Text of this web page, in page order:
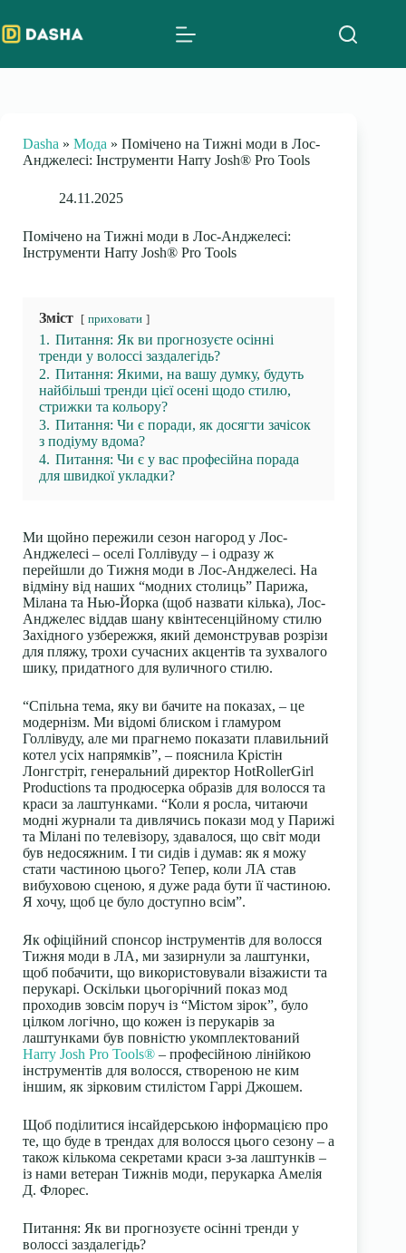
to
content
Dasha » Мода » Помічено на Тижні моди в Лос-
Анджелесі: Інструменти Harry Josh® Pro Tools
24.11.2025
Помічено на Тижні моди в Лос-Анджелесі:
Інструменти Harry Josh® Pro Tools
Зміст приховати
1. Питання: Як ви прогнозуєте осінні
тренди у волоссі заздалегідь?
2. Питання: Якими, на вашу думку, будуть
найбільші тренди цієї осені щодо стилю,
стрижки та кольору?
3. Питання: Чи є поради, як досягти зачісок
з подіуму вдома?
4. Питання: Чи є у вас професійна порада
для швидкої укладки?
Ми щойно пережили сезон нагород у Лос-
Анджелесі – оселі Голлівуду – і одразу ж
перейшли до Тижня моди в Лос-Анджелесі. На
відміну від наших “модних столиць” Парижа,
Мілана та Нью-Йорка (щоб назвати кілька), Лос-
Анджелес віддав шану квінтесенційному стилю
Західного узбережжя, який демонстрував розрізи
для пляжу, трохи сучасних акцентів та зухвалого
шику, придатного для вуличного стилю.
“Спільна тема, яку ви бачите на показах, – це
модернізм. Ми відомі блиском і гламуром
Голлівуду, але ми прагнемо показати плавильний
котел усіх напрямків”, – пояснила Крістін
Лонгстріт, генеральний директор HotRollerGirl
Productions та продюсерка образів для волосся та
краси за лаштунками. “Коли я росла, читаючи
модні журнали та дивлячись покази мод у Парижі
та Мілані по телевізору, здавалося, що світ моди
був недосяжним. І ти сидів і думав: як я можу
стати частиною цього? Тепер, коли ЛА став
вибуховою сценою, я дуже рада бути її частиною.
Я хочу, щоб це було доступно всім”.
Як офіційний спонсор інструментів для волосся
Тижня моди в ЛА, ми зазирнули за лаштунки,
щоб побачити, що використовували візажисти та
перукарі. Оскільки цьогорічний показ мод
проходив зовсім поруч із “Містом зірок”, було
цілком логічно, що кожен із перукарів за
лаштунками був повністю укомплектований
Harry Josh Pro Tools® – професійною лінійкою
інструментів для волосся, створеною не ким
іншим, як зірковим стилістом Гаррі Джошем.
Щоб поділитися інсайдерською інформацією про
те, що буде в трендах для волосся цього сезону – а
також кількома секретами краси з-за лаштунків –
із нами ветеран Тижнів моди, перукарка Амелія
Д. Флорес.
Питання: Як ви прогнозуєте осінні тренди у
волоссі заздалегідь?